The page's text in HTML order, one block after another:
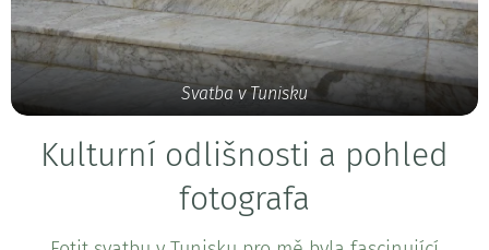
Svatba v Tunisku
Kulturní odlišnosti a pohled
fotografa